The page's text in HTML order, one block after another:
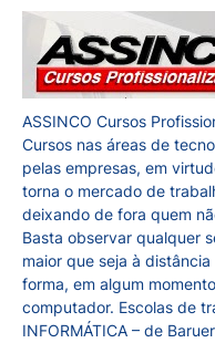
ASSINCO Cursos
Cursos nas áreas de
pelas empresas, em
torna o mercado de
deixando de fora quem
Basta observar qualquer
maior que seja à
forma, em algum
computador. Escolas de
INFORMÁTICA – de